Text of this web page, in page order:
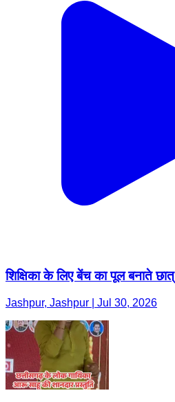
शिक्षिका के लिए बेंच का पूल बनाते छात्
Jashpur, Jashpur | Jul 30, 2026